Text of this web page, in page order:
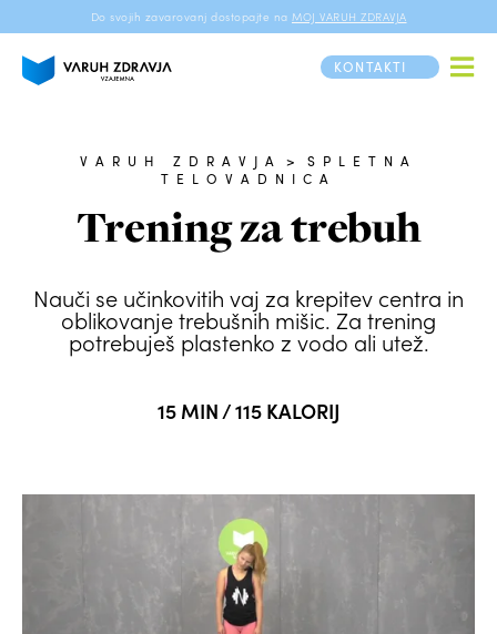
Do svojih zavarovanj dostopajte na MOJ VARUH ZDRAVJA
KONTAKTI
VARUH ZDRAVJA >
SPLETNA
TELOVADNICA
Trening za trebuh
Nauči se učinkovitih vaj za krepitev centra in
oblikovanje trebušnih mišic. Za trening
potrebuješ plastenko z vodo ali utež.
15 MIN / 115 KALORIJ